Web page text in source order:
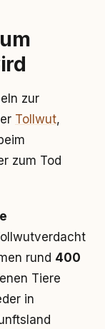
zur
Tollwut,
zum Tod
rund 400
Tiere
in